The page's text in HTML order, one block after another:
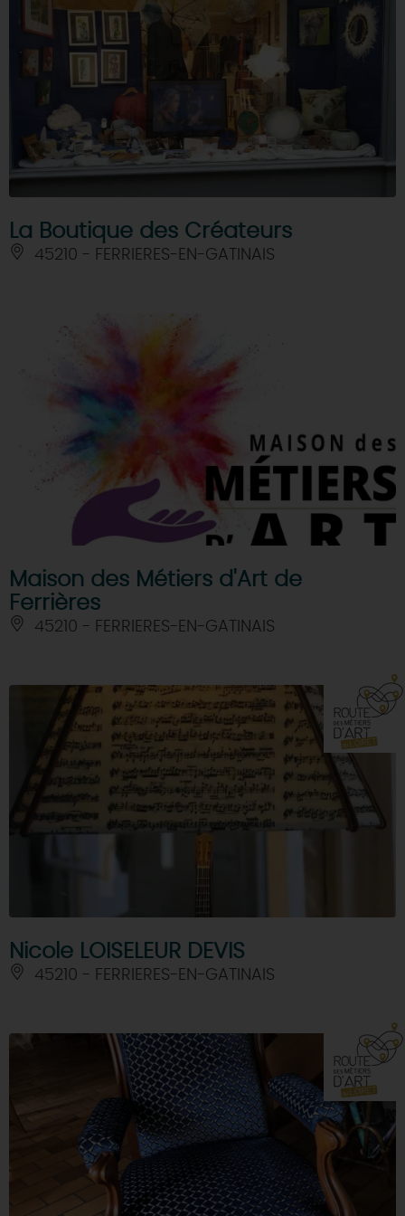
La Boutique des Créateurs
45210 - FERRIERES-EN-GATINAIS
Maison des Métiers d'Art de
Ferrières
45210 - FERRIERES-EN-GATINAIS
Nicole LOISELEUR DEVIS
45210 - FERRIERES-EN-GATINAIS